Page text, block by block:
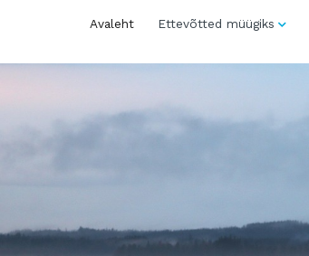
Avaleht Ettevõtted müügiks